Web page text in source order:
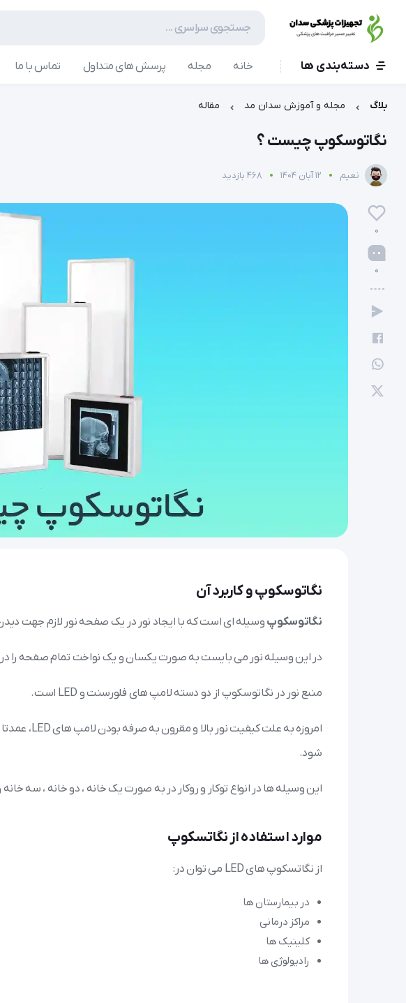
دسته‌بندی ها خانه مجله پرسش های متداول تماس با ما
بلاگ مجله و آموزش سدان مد مقاله
نگاتوسکوپ چیست ؟
نعیم 12 آبان 1404 468 بازدید
0
0
نگاتوسکوپ و کاربرد آن
نگاتوسکوپ وسیله ای است که با ایجاد نور در یک صفحه نور لازم جهت دیدن
در این وسیله نور می بایست به صورت یکسان و یک نواخت تمام صفحه را در
منبع نور در نگاتوسکوپ از دو دسته لامپ های فلورسنت و LED است.
شود.
این وسیله ها در انواع توکار و روکار در به صورت یک خانه ، دو خانه ، سه
موارد استفاده از نگاتسکوپ
از نگاتسکوپ های LED می توان در:
در بیمارستان ها
مراکز درمانی
کلینیک ها
رادیولوژی ها
طرز صحیح برداشتن ماسک از روی صورت